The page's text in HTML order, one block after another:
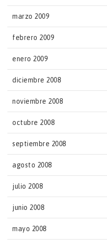
marzo 2009
febrero 2009
enero 2009
diciembre 2008
noviembre 2008
octubre 2008
septiembre 2008
agosto 2008
julio 2008
junio 2008
mayo 2008